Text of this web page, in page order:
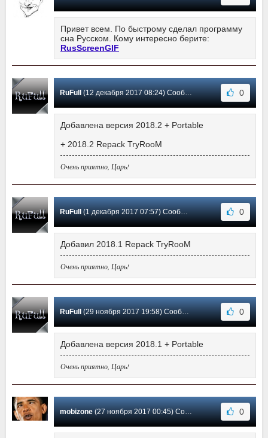
Привет всем. По быстрому сделал программу
сна Русском. Кому интересно берите:
RusScreenGIF
RuFull (12 декабря 2017 08:24) Сообщение #15 0
Добавлена версия 2018.2 + Portable
+ 2018.2 Repack TryRooM
Очень приятно, Царь!
RuFull (1 декабря 2017 07:57) Сообщение #14 0
Добавил 2018.1 Repack TryRooM
Очень приятно, Царь!
RuFull (29 ноября 2017 19:58) Сообщение #13 0
Добавлена версия 2018.1 + Portable
Очень приятно, Царь!
mobizone(27 ноября 2017 00:45) Сообщение #12 0